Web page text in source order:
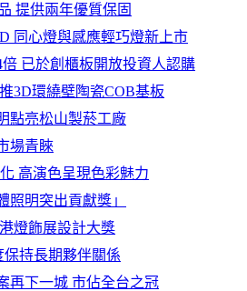
提供兩年優質保固
同心燈與感應輕巧燈新上市
已於創櫃板開放投資人認購
3D環繞壁陶瓷COB基板
點亮松山製菸工廠
場青睞
高演色呈現色彩魅力
照明突出貢獻獎」
燈飾展設計大獎
持長期夥伴關係
再下一城 市佔全台之冠